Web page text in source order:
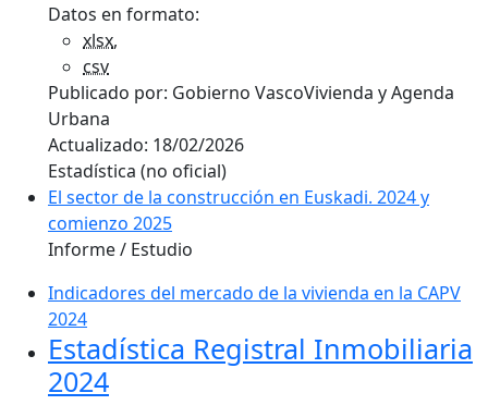
Datos en formato:
xlsx,
csv
Publicado por: Gobierno VascoVivienda y Agenda
Urbana
Actualizado: 18/02/2026
Estadística (no oficial)
El sector de la construcción en Euskadi. 2024 y
comienzo 2025
Informe / Estudio
Indicadores del mercado de la vivienda en la CAPV
2024
Estadística Registral Inmobiliaria
2024